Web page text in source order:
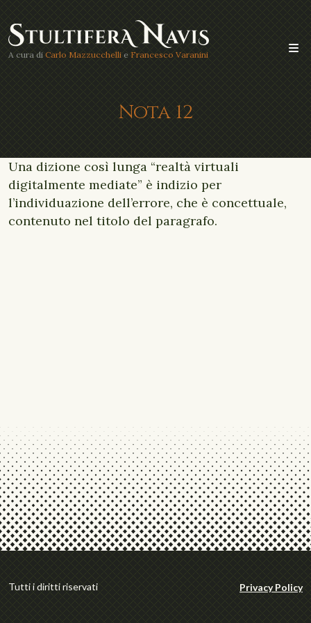
A cura di Carlo Mazzucchelli e Francesco Varanini
Nota 12
Una dizione così lunga “realtà virtuali
digitalmente mediate” è indizio per
l’individuazione dell’errore, che è concettuale,
contenuto nel titolo del paragrafo.
Tutti i diritti riservati Privacy Policy